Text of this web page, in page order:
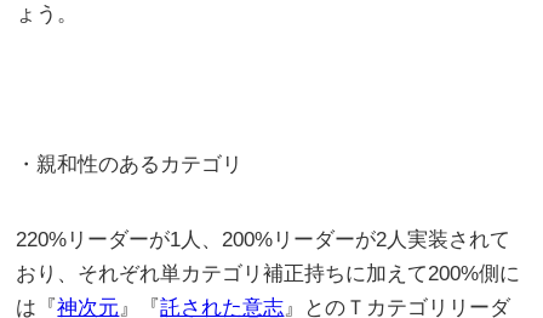
ょう。
・親和性のあるカテゴリ
220%リーダーが1人、200%リーダーが2人実装されて
おり、それぞれ単カテゴリ補正持ちに加えて200%側に
は『神次元 』『託された意志 』とのＴカテゴリリーダ